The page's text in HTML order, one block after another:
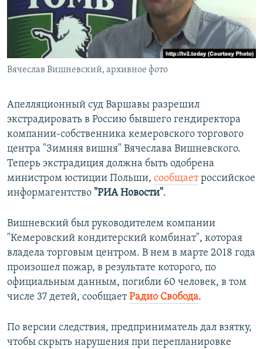
ПОБЕДИТЕЛЕЙ НЕ СУДЯТ?
КРЫМ.НЕПОКОРЕННЫЙ
ELIFBE
УКРАИНСКАЯ ПРОБЛЕМА КРЫМА
ПРИСОЕДИНЯЙТЕСЬ!
Вячеслав Вишневский, архивное фото
Апелляционный суд Варшавы разрешил
экстрадировать в Россию бывшего гендиректора
компании-собственника кемеровского торгового
центра "Зимняя вишня" Вячеслава Вишневского.
Теперь экстрадиция должна быть одобрена
министром юстиции Польши, сообщаетроссийское
информагентство "РИА Новости".
Вишневский был руководителем компании
"Кемеровский кондитерский комбинат", которая
владела торговым центром. В нем в марте 2018 года
произошел пожар, в результате которого, по
официальным данным, погибли 60 человек, в том
числе 37 детей, сообщаетРадио Свобода.
По версии следствия, предприниматель дал взятку,
чтобы скрыть нарушения при перепланировке